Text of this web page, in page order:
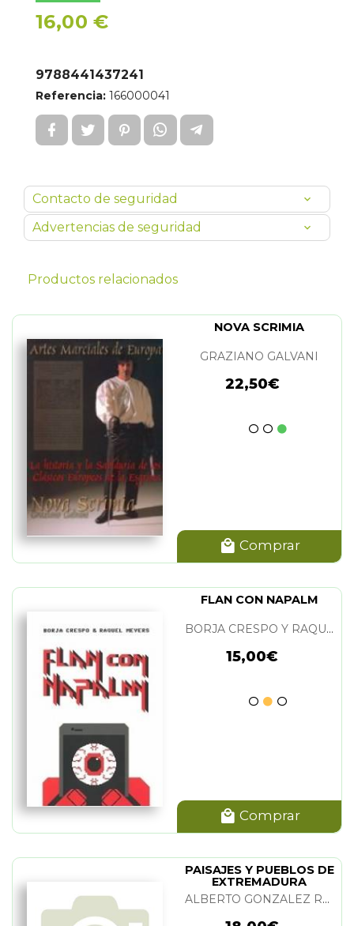
16,00 €
9788441437241
Referencia: 166000041
Contacto de seguridad
Advertencias de seguridad
Productos relacionados
NOVA SCRIMIA
GRAZIANO GALVANI
22,50€
Comprar
FLAN CON NAPALM
BORJA CRESPO Y RAQUEL MEYERS
15,00€
Comprar
PAISAJES Y PUEBLOS DE
EXTREMADURA
ALBERTO GONZALEZ RODRIGUEZ